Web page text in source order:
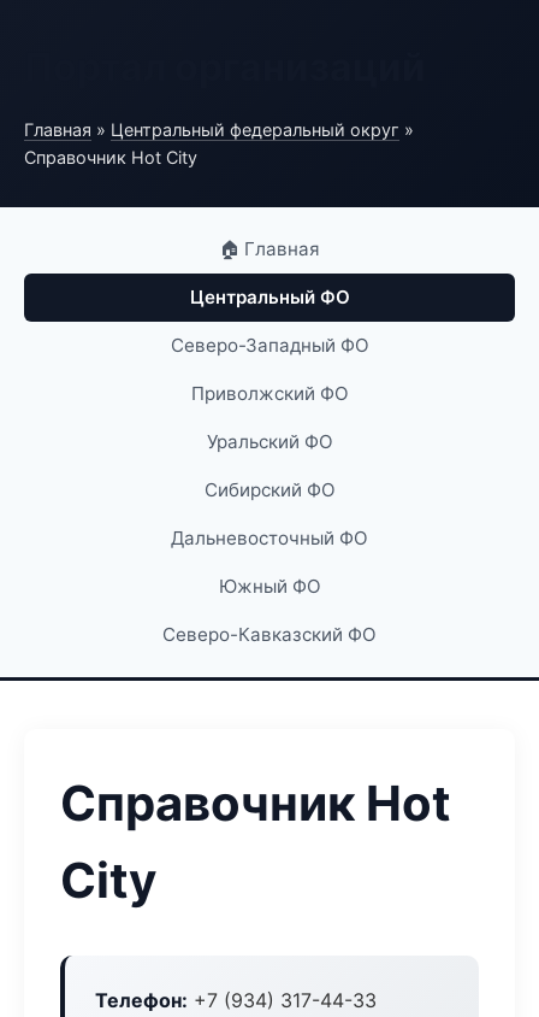
Главная » Центральный федеральный округ »
Справочник Hot City
🏠 Главная
Центральный ФО
Северо-Западный ФО
Приволжский ФО
Уральский ФО
Сибирский ФО
Дальневосточный ФО
Южный ФО
Северо-Кавказский ФО
Справочник Hot
City
Телефон: +7 (934) 317-44-33